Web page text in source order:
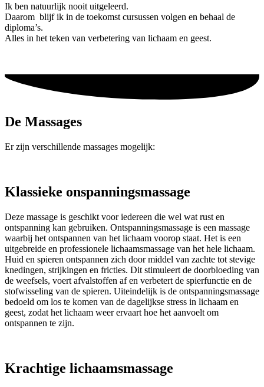
Ik ben natuurlijk nooit uitgeleerd.
Daarom blijf ik in de toekomst cursussen volgen en behaal de
diploma’s.
Alles in het teken van verbetering van lichaam en geest.
De Massages
Er zijn verschillende massages mogelijk:
Klassieke onspanningsmassage
Deze massage is geschikt voor iedereen die wel wat rust en
ontspanning kan gebruiken. Ontspanningsmassage is een massage
waarbij het ontspannen van het lichaam voorop staat. Het is een
uitgebreide en professionele lichaamsmassage van het hele lichaam.
Huid en spieren ontspannen zich door middel van zachte tot stevige
knedingen, strijkingen en fricties. Dit stimuleert de doorbloeding van
de weefsels, voert afvalstoffen af en verbetert de spierfunctie en de
stofwisseling van de spieren. Uiteindelijk is de ontspanningsmassage
bedoeld om los te komen van de dagelijkse stress in lichaam en
geest, zodat het lichaam weer ervaart hoe het aanvoelt om
ontspannen te zijn.
Krachtige lichaamsmassage